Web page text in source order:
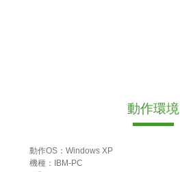
動作環境
動作OS：Windows XP
機種：IBM-PC